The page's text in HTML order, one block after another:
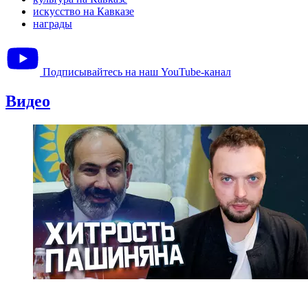
искусство на Кавказе
награды
Подписывайтесь на наш YouTube-канал
Видео